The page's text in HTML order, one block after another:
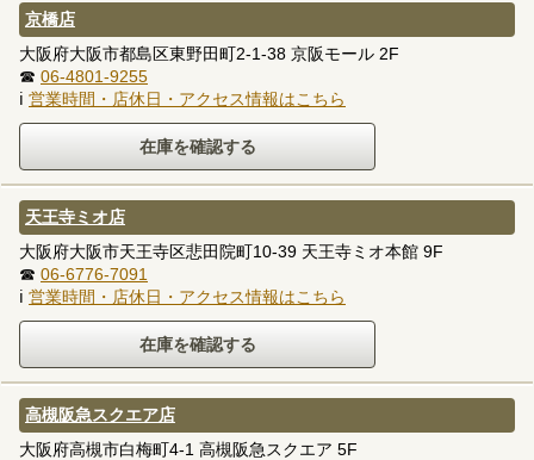
京橋店
大阪府大阪市都島区東野田町2-1-38 京阪モール 2F
☎ 06-4801-9255
ℹ 営業時間・店休日・アクセス情報はこちら
天王寺ミオ店
大阪府大阪市天王寺区悲田院町10-39 天王寺ミオ本館 9F
☎ 06-6776-7091
ℹ 営業時間・店休日・アクセス情報はこちら
高槻阪急スクエア店
大阪府高槻市白梅町4-1 高槻阪急スクエア 5F